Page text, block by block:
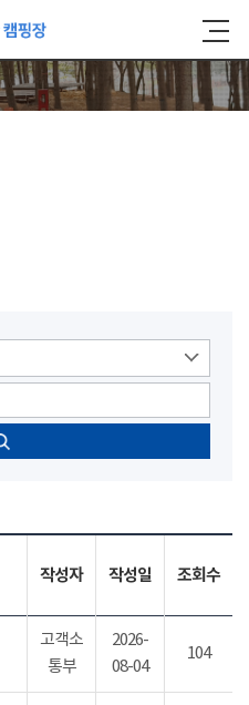
작성자 작성일 조회수
고객소
통부
2026-
08-04
104